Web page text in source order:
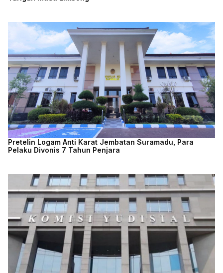
Pretelin Logam Anti Karat Jembatan Suramadu, Para
Pelaku Divonis 7 Tahun Penjara